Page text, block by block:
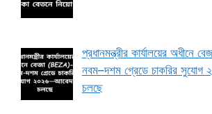
প্রধানমন্ত্রীর কার্যালয়ের অধীনে
নবম–দশম গ্রেডে চাকরির
চলছে